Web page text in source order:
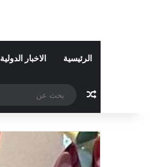
الرئيسية الاخبار الدولية
مقال عشوائي